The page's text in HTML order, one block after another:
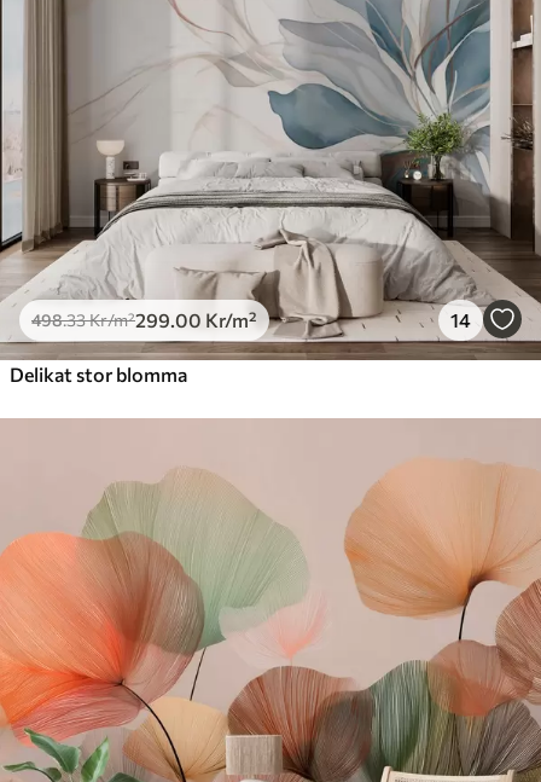
498.33Kr/m²299 .00 Kr/m² 14
Delikat stor blomma